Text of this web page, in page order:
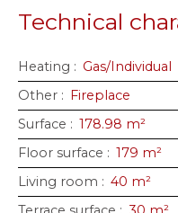
Technical
Heating : Gas/Individual
Other : Fireplace
Surface : 178.98 m²
Floor surface : 179 m²
Living room : 40 m²